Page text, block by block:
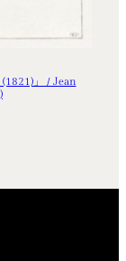
」 / Jean